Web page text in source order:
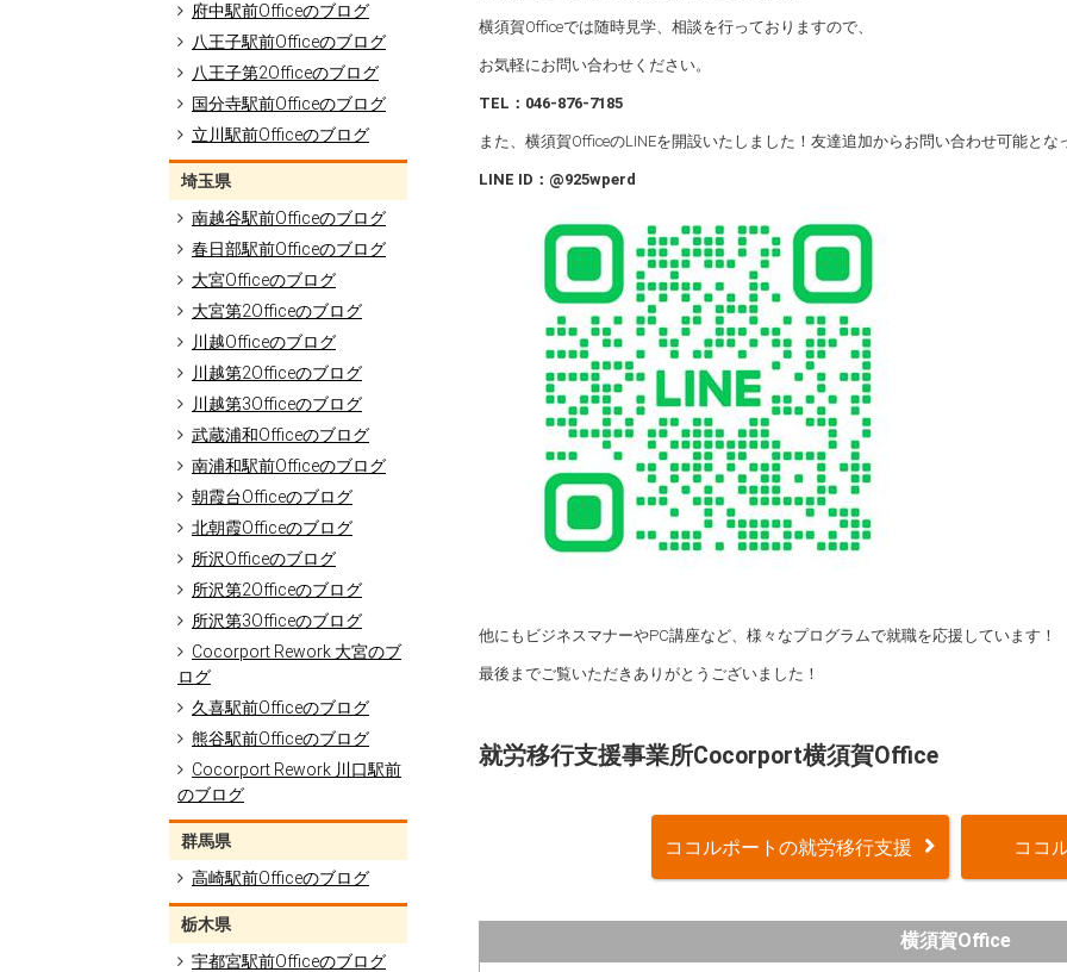
府中駅前Officeのブログ
八王子駅前Officeのブログ
八王子第2Officeのブログ
国分寺駅前Officeのブログ
立川駅前Officeのブログ
埼玉県
南越谷駅前Officeのブログ
春日部駅前Officeのブログ
大宮Officeのブログ
大宮第2Officeのブログ
川越Officeのブログ
川越第2Officeのブログ
川越第3Officeのブログ
武蔵浦和Officeのブログ
南浦和駅前Officeのブログ
朝霞台Officeのブログ
北朝霞Officeのブログ
所沢Officeのブログ
所沢第2Officeのブログ
所沢第3Officeのブログ
Cocorport Rework 大宮のブ
ログ
久喜駅前Officeのブログ
熊谷駅前Officeのブログ
Cocorport Rework 川口駅前
のブログ
群馬県
高崎駅前Officeのブログ
栃木県
宇都宮駅前Officeのブログ
横須賀Officeでは随時見学、相談を行っておりますので、
お気軽にお問い合わせください。
TEL ：046-876-7185
また、横須賀OfficeのLINEを開設いたしました！友達追加からお問い合わせ可能とな
LINE ID ：@925wperd
他にもビジネスマナーやPC講座など、様々なプログラムで就職を応援しています！
最後までご覧いただきありがとうございました！
就労移行支援事業所Cocorport横須賀Office
ココルポートの就労移行支援 ココ
横須賀Office